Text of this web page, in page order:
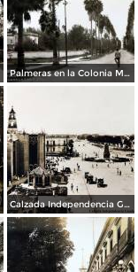
Palmeras en la Colonia Moderna.
Calzada Independencia Guadalajara, Jalisco.